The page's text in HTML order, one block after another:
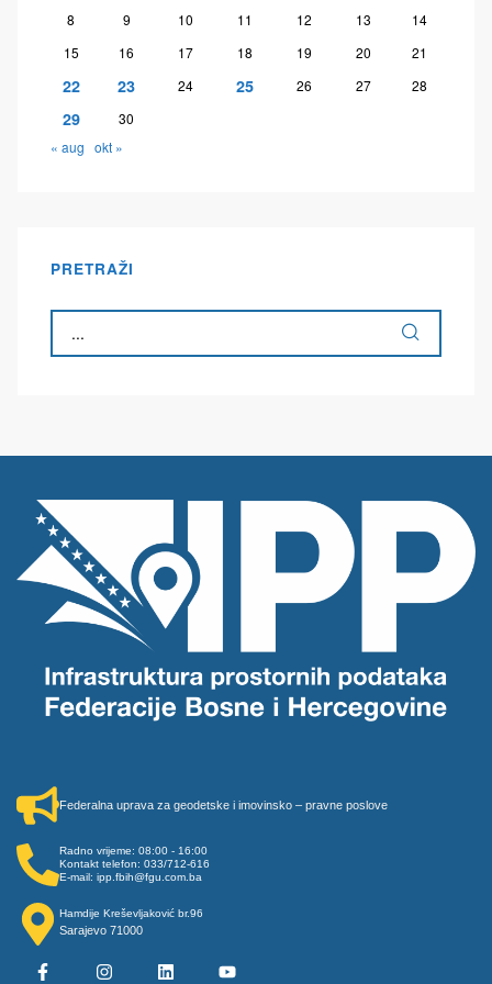
8
9 10 11 12 13
14
15
16 17 18 19 20 21
22 23 24 25 26 27 28
29
30
« aug okt »
PRETRAŽI
Federalna uprava za geodetske i imovinsko – pravne poslove
Radno vrijeme: 08:00 - 16:00
Kontakt telefon: 033/712-616
E-mail: ipp.fbih@fgu.com.ba
Hamdije Kreševljaković br.96
Sarajevo 71000